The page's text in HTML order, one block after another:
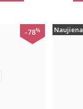
-78% Naujiena